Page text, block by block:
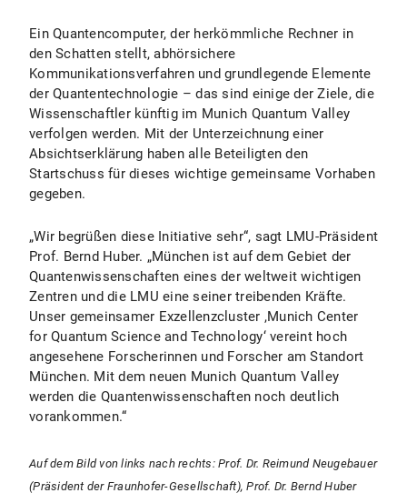
Ein Quantencomputer, der herkömmliche Rechner in
den Schatten stellt, abhörsichere
Kommunikationsverfahren und grundlegende Elemente
der Quantentechnologie – das sind einige der Ziele, die
Wissenschaftler künftig im Munich Quantum Valley
verfolgen werden. Mit der Unterzeichnung einer
Absichtserklärung haben alle Beteiligten den
Startschuss für dieses wichtige gemeinsame Vorhaben
gegeben.
„Wir begrüßen diese Initiative sehr“, sagt LMU-Präsident
Prof. Bernd Huber. „München ist auf dem Gebiet der
Quantenwissenschaften eines der weltweit wichtigen
Zentren und die LMU eine seiner treibenden Kräfte.
Unser gemeinsamer Exzellenzcluster ,Munich Center
for Quantum Science and Technology‘ vereint hoch
angesehene Forscherinnen und Forscher am Standort
München. Mit dem neuen Munich Quantum Valley
werden die Quantenwissenschaften noch deutlich
vorankommen.“
Auf dem Bild von links nach rechts: Prof. Dr. Reimund Neugebauer
(Präsident der Fraunhofer-Gesellschaft), Prof. Dr. Bernd Huber